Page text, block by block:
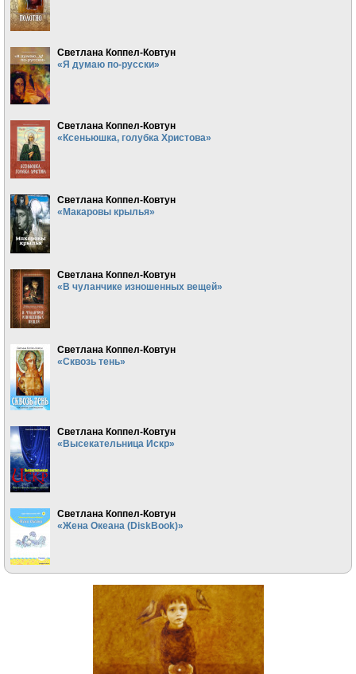
Светлана Коппел-Ковтун
«Я думаю по-русски»
Светлана Коппел-Ковтун
«Ксеньюшка, голубка Христова»
Светлана Коппел-Ковтун
«Макаровы крылья»
Светлана Коппел-Ковтун
«В чуланчике изношенных вещей»
Светлана Коппел-Ковтун
«Сквозь тень»
Светлана Коппел-Ковтун
«Высекательница Искр»
Светлана Коппел-Ковтун
«Жена Океана (DiskBook)»